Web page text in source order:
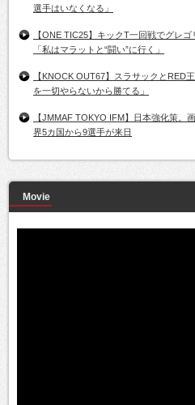
選手はいなくなる」
【ONE TIC25】キックT一回戦でグレ
「私はマラットと“闘い”に行く」
【KNOCK OUT67】スラサックとRED
を一切やらないから勝てる」
【JMMAF TOKYO IFM】日本強化策。
界5カ国から9選手が来日
Movie